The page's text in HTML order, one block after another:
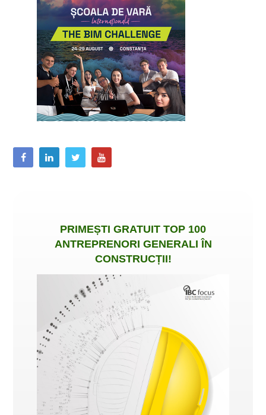
PRIMEȘTI GRATUIT TOP 100
ANTREPRENORI GENERALI ÎN
CONSTRUCȚII!